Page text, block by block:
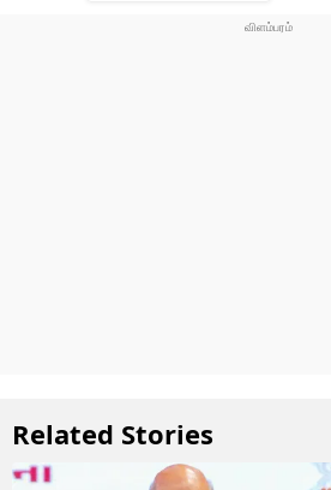
Related Stories